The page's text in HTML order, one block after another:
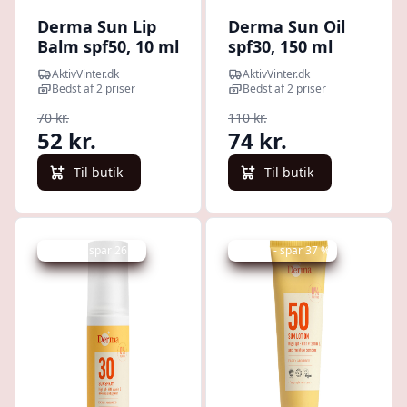
Derma Sun Lip
Balm spf50, 10 ml
AktivVinter.dk
Bedst af 2 priser
70 kr.
52 kr.
Til butik
Derma Sun Oil
spf30, 150 ml
AktivVinter.dk
Bedst af 2 priser
110 kr.
74 kr.
Til butik
Udsalg - spar 26 % Udsalg - spar 37 %